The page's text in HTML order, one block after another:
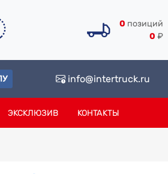
0 позиций
0 ₽
info@intertruck.ru
ЭКСКЛЮЗИВ КОНТАКТЫ